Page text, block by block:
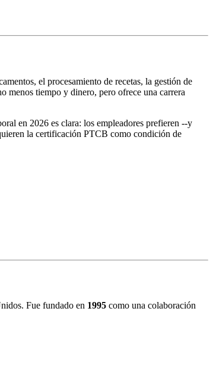
el procesamiento de recetas, la gestión de
menos tiempo y dinero, pero ofrece una carrera
en 2026 es clara: los empleadores prefieren --y
la certificación PTCB como condición de
Fue fundado en 1995 como una colaboración